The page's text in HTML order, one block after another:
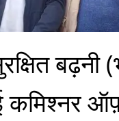
बढ़नी
कमिश्नर